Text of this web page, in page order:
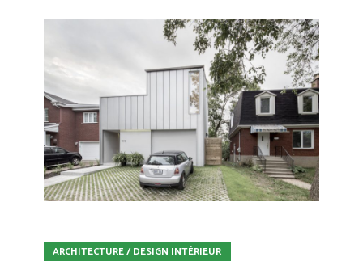
ARCHITECTURE / DESIGN INTÉRIEUR